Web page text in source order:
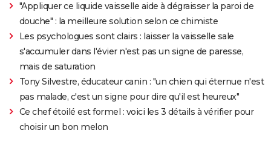
"Appliquer ce liquide vaisselle aide à dégraisser la paroi de
douche" : la meilleure solution selon ce chimiste
Les psychologues sont clairs : laisser la vaisselle sale
s'accumuler dans l'évier n'est pas un signe de paresse,
mais de saturation
Tony Silvestre, éducateur canin : "un chien qui éternue n'est
pas malade, c'est un signe pour dire qu'il est heureux"
Ce chef étoilé est formel : voici les 3 détails à vérifier pour
choisir un bon melon